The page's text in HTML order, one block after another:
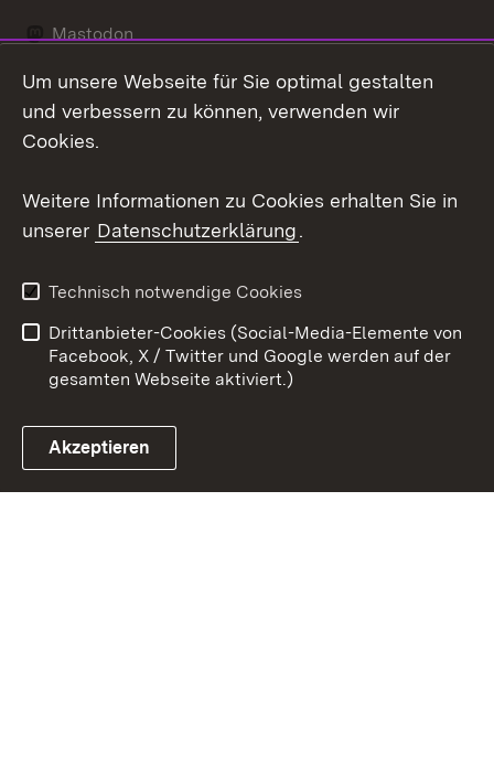
Mastodon
Messenger
Link zum Landesportal
Kontakt
Impressum
Cookies
Um unsere Webseite für Sie optimal gestalten
und verbessern zu können, verwenden wir
Cookies.
Weitere Informationen zu Cookies erhalten Sie in
unserer Datenschutzerklärung.
Technisch notwendige Cookies
Drittanbieter-Cookies (Social-Media-Elemente von
Facebook, X / Twitter und Google werden auf der
gesamten Webseite aktiviert.)
Akzeptieren